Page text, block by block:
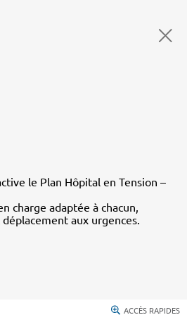
le Plan Hôpital en Tension –
charge adaptée à chacun,
aux urgences.
ACCÈS RAPIDES